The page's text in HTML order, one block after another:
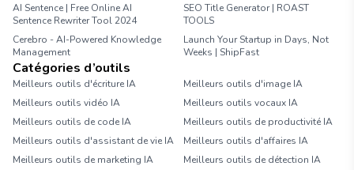
AI Sentence | Free Online AI
Sentence Rewriter Tool 2024
SEO Title Generator | ROAST
TOOLS
Cerebro - AI-Powered Knowledge
Management
Launch Your Startup in Days, Not
Weeks | ShipFast
Catégories d’outils
Meilleurs outils d'écriture IA
Meilleurs outils d'image IA
Meilleurs outils vidéo IA
Meilleurs outils vocaux IA
Meilleurs outils de code IA
Meilleurs outils de productivité IA
Meilleurs outils d'assistant de vie IA
Meilleurs outils d'affaires IA
Meilleurs outils de marketing IA
Meilleurs outils de détection IA